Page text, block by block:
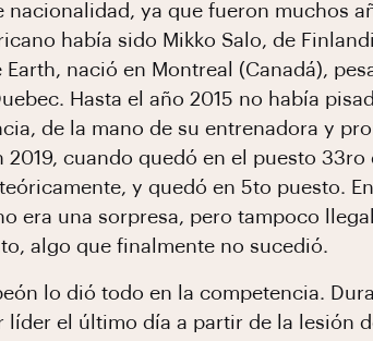
ya que fueron muchos
había sido Mikko Salo, de
nació en Montreal (Canadá),
Hasta el año 2015 no había
de la mano de su entrenadora y
cuando quedó en el puesto
y quedó en 5to puesto.
era una sorpresa, pero tampoco
algo que finalmente no sucedió.
lo dió todo en la competencia.
líder el último día a partir de la lesión